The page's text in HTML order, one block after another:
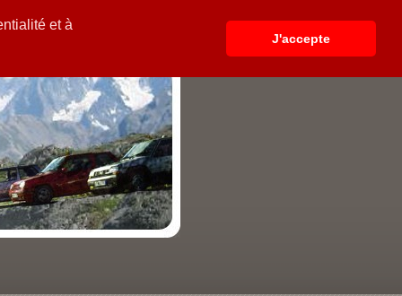
et à
J'accepte